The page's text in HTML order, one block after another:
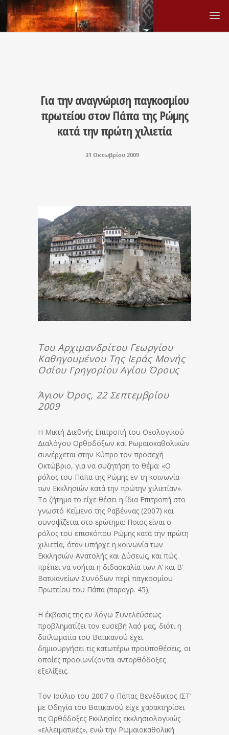
Για την αναγνώριση παγκοσμίου
πρωτείου στον Πάπα της Ρώμης
κατά την πρώτη χιλιετία
31 Οκτωβρίου 2009
Του Αρχιμανδρίτου Γεωργίου
Καθηγουμένου Της Ιεράς Μονής
Οσίου Γρηγορίου Αγίου Όρους
Άγιον Όρος, 22 Σεπτεμβρίου
2009
Η Μικτή Διεθνής Επιτροπή του Θεολογικού
Διαλόγου Ορθοδόξων και Ρωμαιοκαθολικών
συνέρχεται στην Κύπρο τον προσεχή
Οκτώβριο, για να συζητήση το θέμα: «Ο
ρόλος του Πάπα της Ρώμης εν τη κοινωνία
των Εκκλησιών κατά την πρώτην χιλιετίαν».
Το ζήτημα το είχε θέσει η ίδια Επιτροπή στο
γνωστό Κείμενο της Ραβέννας (2007) και
συνοψίζεται στο ερώτημα: Ποιος είναι ο
ρόλος του επισκόπου Ρώμης κατά την πρώτη
χιλιετία, όταν υπήρχε η κοινωνία των
Εκκλησιών Ανατολής και Δύσεως, και πώς
πρέπει να νοήται η διδασκαλία των Α’ και Β’
Βατικανείων Συνόδων περί παγκοσμίου
Πρωτείου του Πάπα (παραγρ. 45);
Η έκβασις της εν λόγω Συνελεύσεως
προβληματίζει τον ευσεβή λαό μας, διότι η
διπλωματία του Βατικανού έχει
δημιουργήσει τις κατωτέρω προϋποθέσεις, οι
οποίες προοιωνίζονται αντορθόδοξες
εξελίξεις.
Τον Ιούλιο του 2007 ο Πάπας Βενέδικτος ΙΣΤ’
με Οδηγία του Βατικανού είχε χαρακτηρίσει
τις Ορθόδοξες Εκκλησίες εκκλησιολογικώς
«ελλειματικές», ενώ την Ρωμαιοκαθολική